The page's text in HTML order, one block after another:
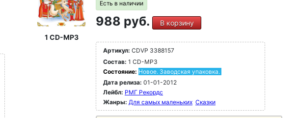
1 CD-MP3
Есть в наличии
988 руб. В корзину
Артикул: CDVP 3388157
Состав: 1 CD-MP3
Состояние: Новое. Заводская упаковка.
Дата релиза: 01-01-2012
Лейбл: РМГ Рекордс
Жанры: Для самых маленьких Сказки